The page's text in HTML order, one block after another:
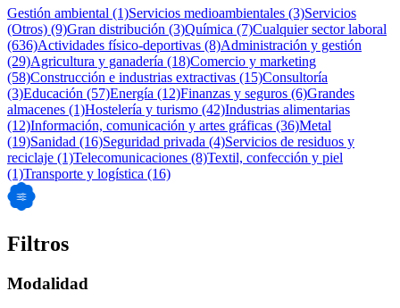
Gestión ambiental (1)Servicios medioambientales (3)Servicios
(Otros) (9)Gran distribución (3)Química (7)Cualquier sector laboral
(636)Actividades físico-deportivas (8)Administración y gestión
(29)Agricultura y ganadería (18)Comercio y marketing
(58)Construcción e industrias extractivas (15)Consultoría
(3)Educación (57)Energía (12)Finanzas y seguros (6)Grandes
almacenes (1)Hostelería y turismo (42)Industrias alimentarias
(12)Información, comunicación y artes gráficas (36)Metal
(19)Sanidad (16)Seguridad privada (4)Servicios de residuos y
reciclaje (1)Telecomunicaciones (8)Textil, confección y piel
(1)Transporte y logística (16)
Filtros
Modalidad